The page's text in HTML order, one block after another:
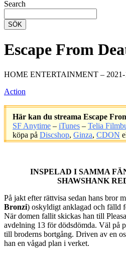
Search
SÖK
Escape From
HOME ENTERTAINMENT – 2021-
Action
Här kan du streama Escape
SF Anytime – iTunes – Telia
köpa på Discshop, Ginza, CDON
INSPELAD I SAMMA
SHAWSHANK
På jakt efter rättvisa sedan hans bror
Bronzi) oskyldigt anklagad och fälld
När domen fallit skickas han till
avdelning 13 för dödsdömda. Väl på
till broderns bortgång. Driven av en
han en vågad plan i verket.